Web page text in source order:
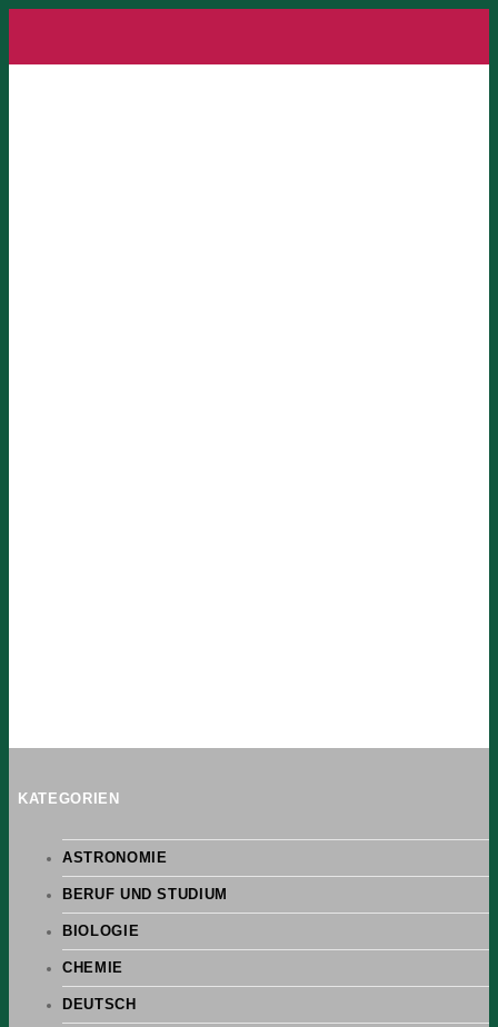
KATEGORIEN
ASTRONOMIE
BERUF UND STUDIUM
BIOLOGIE
CHEMIE
DEUTSCH